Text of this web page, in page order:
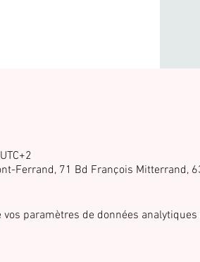
Ferrand, 71 Bd François Mitterrand,
vos paramètres de données